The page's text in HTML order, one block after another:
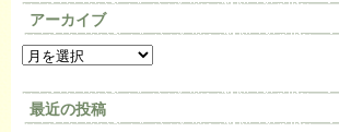
アーカイブ
最近の投稿